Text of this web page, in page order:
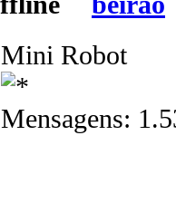
Mini Robot
Mensagens: